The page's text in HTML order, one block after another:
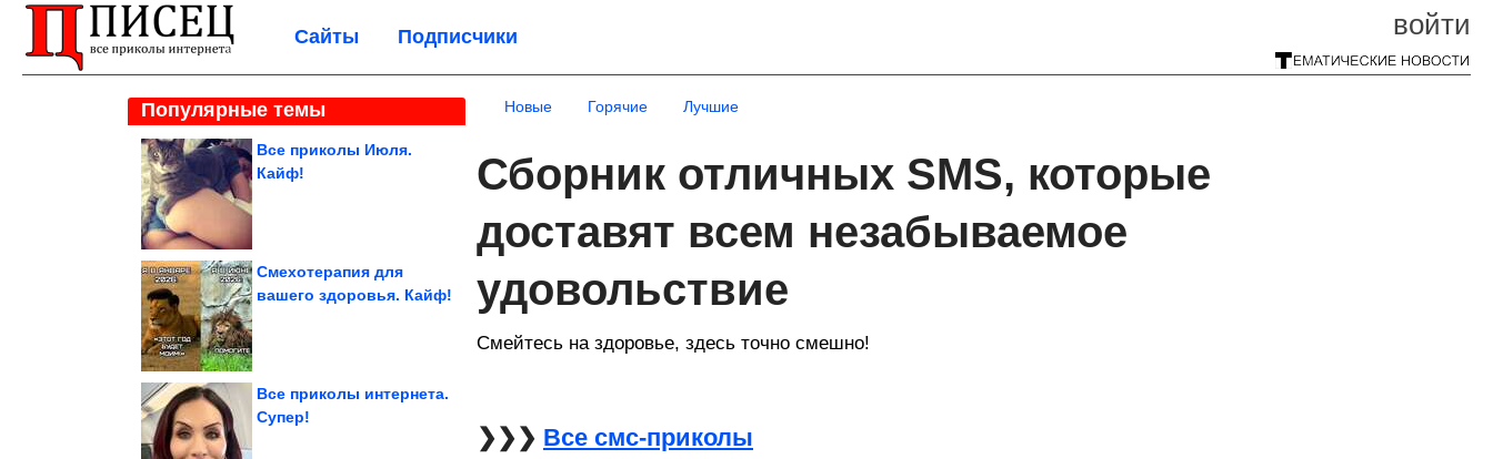
войти
Сайты Подписчики
Популярные темы
Все приколы Июля.
Кайф!
Смехотерапия для
вашего здоровья. Кайф!
Все приколы интернета.
Супер!
Новые Горячие Лучшие
Сборник отличных SMS, которые
доставят всем незабываемое
удовольствие
Смейтесь на здоровье, здесь точно смешно!
❯❯❯ Все смс-приколы